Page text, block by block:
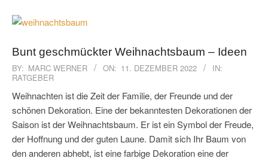
Bunt geschmückter Weihnachtsbaum – Ideen
2022-
12-
11
BY: MARC WERNER ON: 11. DEZEMBER 2022
IN:
RATGEBER
Weihnachten ist die Zeit der Familie, der Freunde und der
schönen Dekoration. Eine der bekanntesten Dekorationen der
Saison ist der Weihnachtsbaum. Er ist ein Symbol der Freude,
der Hoffnung und der guten Laune. Damit sich Ihr Baum von
den anderen abhebt, ist eine farbige Dekoration eine der